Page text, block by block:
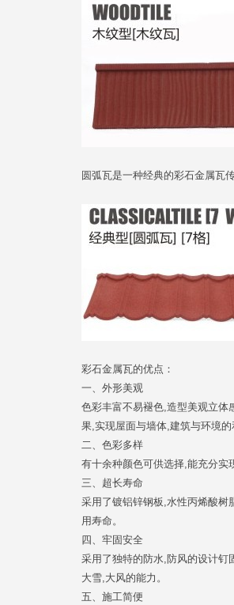
圆弧瓦是一种经典的彩石金属瓦
彩石金属瓦的优点：
一、外形美观
色彩丰富不易褪色,造型美观立体
果,实现屋面与墙体,建筑与环境的
二、色彩多样
有十余种颜色可供选择,能充分实
三、超长寿命
采用了镀铝锌钢板,水性丙烯酸
用寿命。
四、牢固安全
采用了独特的防水,防风的设计钉
大雪,大风的能力。
五、施工简便